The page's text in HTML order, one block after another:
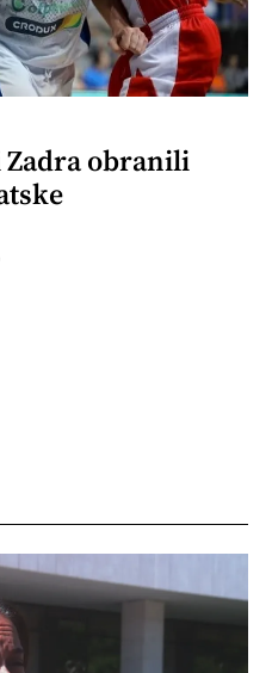
Zadra obranili